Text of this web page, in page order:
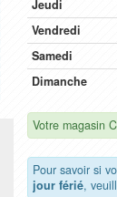
Jeudi
Vendredi
Samedi
Dimanche
Votre magasin
Pour savoir si
jour férié,